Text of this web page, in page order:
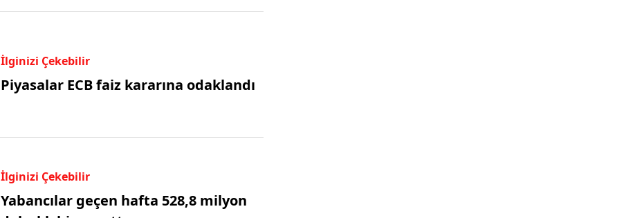
İlginizi Çekebilir
Piyasalar ECB faiz kararına odaklandı
İlginizi Çekebilir
Yabancılar geçen hafta 528,8 milyon